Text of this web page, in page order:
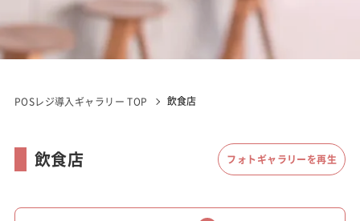
POSレジ導入ギャラリー TOP 飲食店
飲食店 フォトギャラリーを再生